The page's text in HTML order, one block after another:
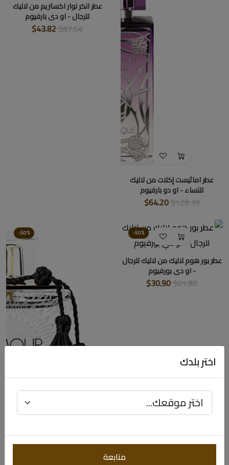
عطر اماثيست إكلات من لاليك
للنساء - او دو بارفيوم
$128.39
$64.20
عطر انكر نوار اكستريم من لاليك
للرجال - او دي بارفيوم
$87.64
$43.82
-50%
عطر بور هوم لاليك من لاليك للرجال
- او دي بورفيوم
$61.80
$30.90
-50%
عطر لامور لاليك لامور من لاليك
للنساء - او دي بارفيوم
اختر بلدك
متابعة